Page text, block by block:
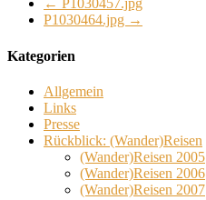
← P1030457.jpg
P1030464.jpg →
Kategorien
Allgemein
Links
Presse
Rückblick: (Wander)Reisen
(Wander)Reisen 2005
(Wander)Reisen 2006
(Wander)Reisen 2007